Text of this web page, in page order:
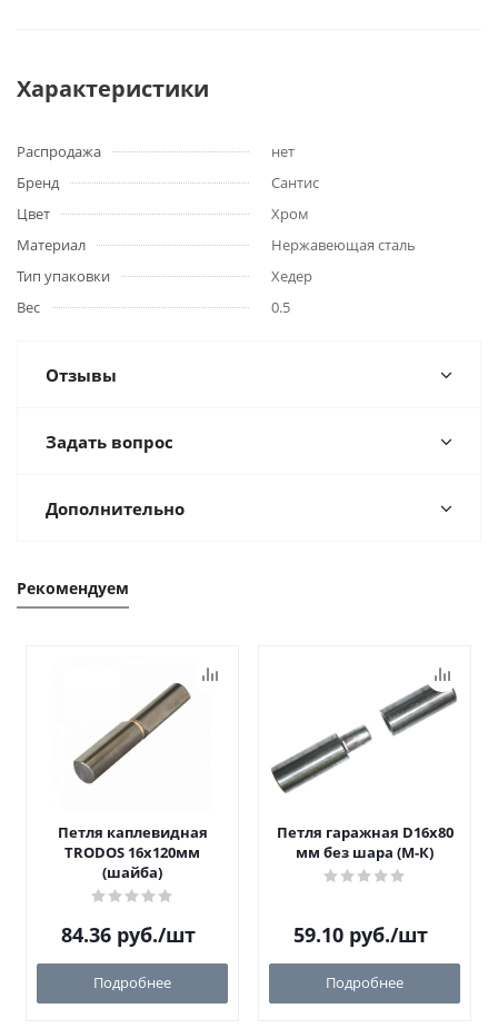
Характеристики
Распродажа
нет
Бренд
Сантис
Цвет
Хром
Материал
Нержавеющая сталь
Тип упаковки
Хедер
Вес
0.5
Отзывы
Задать вопрос
Дополнительно
Рекомендуем
Петля каплевидная
TRODOS 16х120мм
(шайба)
84.36 руб./шт
Подробнее
Петля гаражная D16х80
мм без шара (М-К)
59.10 руб./шт
Подробнее